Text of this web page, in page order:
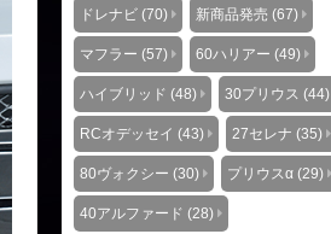
ドレナビ (70) 新商品発売 (67)
マフラー (57) 60ハリアー (49)
ハイブリッド (48) 30プリウス (44)
RCオデッセイ (43) 27セレナ (35)
80ヴォクシー (30) プリウスα (29)
40アルファード (28)